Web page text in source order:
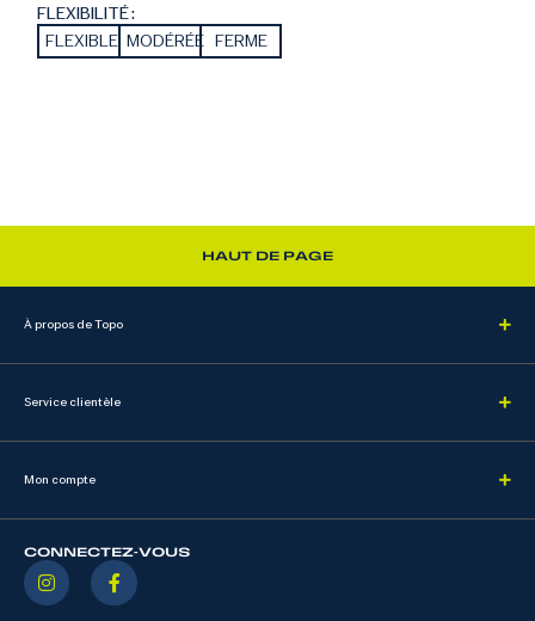
FLEXIBILITÉ :
FLEXIBLE MODÉRÉE FERME
HAUT DE PAGE
À propos de Topo
Service clientèle
Mon compte
CONNECTEZ-VOUS